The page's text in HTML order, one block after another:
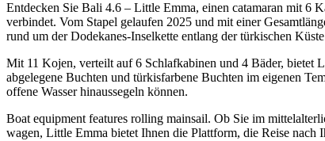
Entdecken Sie Bali 4.6 – Little Emma, einen catamaran mit 6
verbindet. Vom Stapel gelaufen 2025 und mit einer
rund um der Dodekanes-Inselkette entlang der türkischen
Mit 11 Kojen, verteilt auf 6 Schlafkabinen und 4 Bäder, bietet
abgelegene Buchten und türkisfarbene Buchten im eigenen
offene Wasser hinaussegeln können.
Boat equipment features rolling mainsail. Ob Sie im
wagen, Little Emma bietet Ihnen die Plattform, die Reise